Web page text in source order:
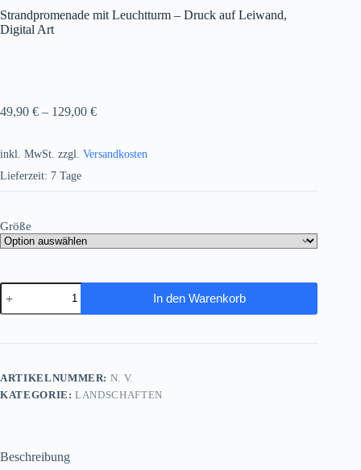
Strandpromenade mit Leuchtturm – Druck auf Leiwand,
Digital Art
49,90 € – 129,00 €
inkl. MwSt. zzgl. Versandkosten
Lieferzeit: 7 Tage
Größe
Strandpromenade
mit
Leuchtturm
Druck
Digital
Art
In den Warenkorb
ARTIKELNUMMER: N. V.
KATEGORIE:LANDSCHAFTEN
Beschreibung